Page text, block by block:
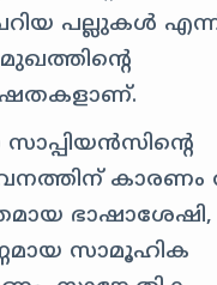
പല്ലുകൾ
ഭാഷാശേഷി,
സാമൂഹിക